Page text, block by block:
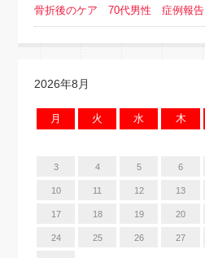
骨折後のケア 70代男性 症例報告
2026年8月
月 火 水 木
3 4 5 6
10 11 12 13
17 18 19 20
24 25 26 27